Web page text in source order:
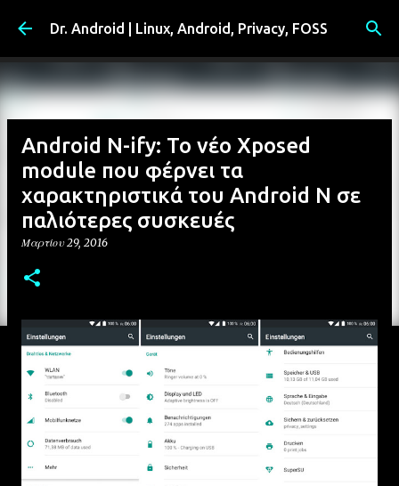
Μετάβαση στο κύριο περιεχόμενο
Dr. Android | Linux, Android, Privacy, FOSS
Android N-ify: Το νέο Xposed
module που φέρνει τα
χαρακτηριστικά του Android N σε
παλιότερες συσκευές
Μαρτίου 29, 2016